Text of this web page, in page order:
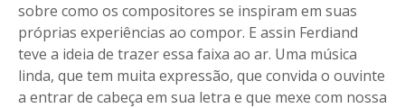
sobre como os compositores se inspiram em suas
próprias experiências ao compor. E assin Ferdiand
teve a ideia de trazer essa faixa ao ar. Uma música
linda, que tem muita expressão, que convida o ouvinte
a entrar de cabeça em sua letra e que mexe com nossa